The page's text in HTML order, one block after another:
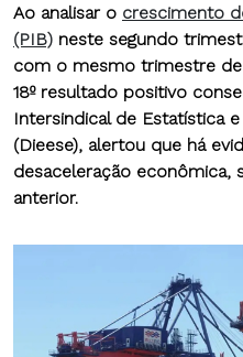
Ao analisar o crescimento
(PIB) neste segundo
com o mesmo trimestre
18º resultado positivo
Intersindical de Estatística
(Dieese), alertou que há
desaceleração
anterior.